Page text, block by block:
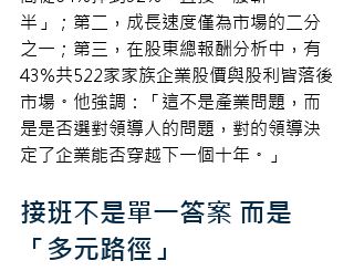
半」；第二，成長速度僅為市場的二分
之一；第三，在股東總報酬分析中，有
43%共522家家族企業股價與股利皆落後
市場。他強調：「這不是產業問題，而
是是否選對領導人的問題，對的領導決
定了企業能否穿越下一個十年。」
接班不是單一答案 而是
「多元路徑」